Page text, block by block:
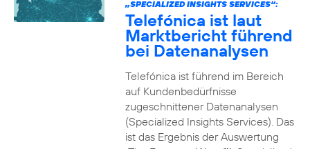
„SPECIALIZED INSIGHTS SERVICES“:
Telefónica ist laut
Marktbericht führend
bei Datenanalysen
Telefónica ist führend im Bereich
auf Kundenbedürfnisse
zugeschnittener Datenanalysen
(Specialized Insights Services). Das
ist das Ergebnis der Auswertung